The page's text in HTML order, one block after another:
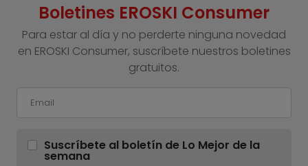
Boletines EROSKI Consumer
Para estar al día y no perderte ninguna novedad
en EROSKI Consumer, suscríbete nuestros boletines
gratuitos.
Suscríbete al boletín de Lo Mejor de la
semana